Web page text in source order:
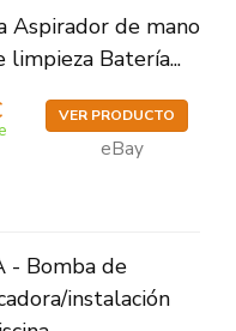
Aspirador de mano
Batería...
VER PRODUCTO
eBay
- Bomba de
instalación